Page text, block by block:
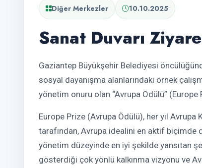
Diğer Merkezler 10.10.2025
Sanat Duvarı
Gaziantep Büyükşehir Belediyesi
sosyal dayanışma alanlarındaki örnek
yönetim onuru olan “Avrupa Ödülü” (Europe
Europe Prize (Avrupa Ödülü), her yıl
tarafından, Avrupa idealini en aktif biçimde
yönetim düzeyinde en iyi şekilde yansıtan
gösterdiği çok yönlü kalkınma vizyonu ve